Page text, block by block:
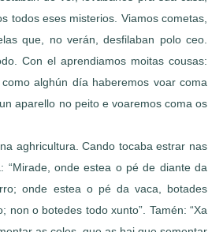
todos eses misterios. Viamos cometas,
que, no verán, desfilaban polo ceo.
Con el aprendiamos moitas cousas:
alghún día haberemos voar coma
aparello no peito e voaremos coma os
aghricultura. Cando tocaba estrar nas
“Mirade, onde estea o pé de diante da
onde estea o pé da vaca, botades
non o botedes todo xunto”. Tamén: “Xa